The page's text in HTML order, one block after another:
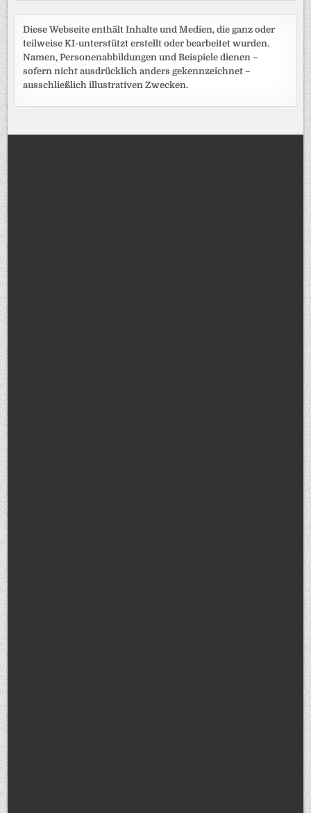
Diese Webseite enthält Inhalte und Medien, die ganz oder
teilweise KI-unterstützt erstellt oder bearbeitet wurden.
Namen, Personenabbildungen und Beispiele dienen –
sofern nicht ausdrücklich anders gekennzeichnet –
ausschließlich illustrativen Zwecken.